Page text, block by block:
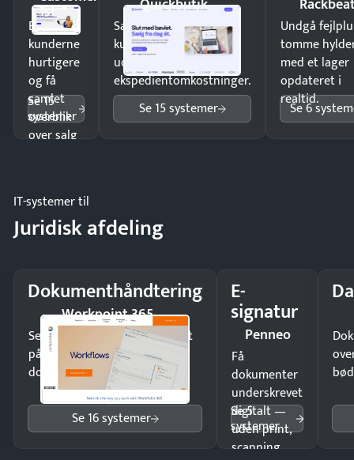
1st
Ekspedér
kunderne
hurtigere
og få
samlet
overblik
over salg
Se 15
systemer
Sælg produkter 24/7 til
kunder i hele landet
uden
ekspedientomkostninger.
Se 15 systemer
Undgå
tomme
med et lager
opdateret i
realtid.
Se 6
IT-systemer til
Juridisk afdeling
Dokumenthåndtering
Workpoint 365
Send kontrakter til underskrift
på minutter og mist ingen
dokumenter.
Se 16 systemer
E-
signatur
Penneo
Få
dokumenter
underskrevet
digitalt —
uden print,
scanning
Se 5
systemer